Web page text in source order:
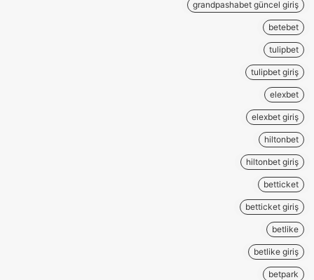
grandpashabet güncel giriş
betebet
tulipbet
tulipbet giriş
elexbet
elexbet giriş
hiltonbet
hiltonbet giriş
betticket
betticket giriş
betlike
betlike giriş
betpark